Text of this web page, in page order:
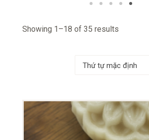
Showing 1–18 of 35 results